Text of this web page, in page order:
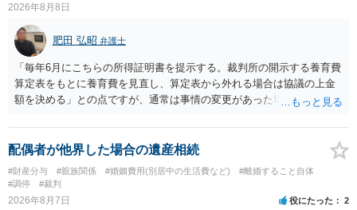
2026年8月8日
肥田 弘昭 弁護士
「毎年6月にこちらの所得証明書を提示する。裁判所の開示する養育費
算定表をもとに養育費を見直し、算定表から外れる場合は協議の上金
額を決める」との点ですが、通常は事情の変更があった場合に変更し
来なかった事情の変更により双方協議の上増減出来る」と「通知義務
に勤務先」が含まれているので、私に収入が入った事は相手に通知が
行く事になり、上記のような文言が無くても養育費の見直しは適宜出
来るかと思うのですが違うのでしょうか？との点はそのとおりかと思
います。養育費は事情の変更があった場合に変更するので毎年見直す
配偶者が他界した場合の遺産相続
#財産分与 #親族関係 #婚姻費用(別居中の生活費など)
#離婚すること自体
#調停
#裁判
2026年8月7日 役にたった 2